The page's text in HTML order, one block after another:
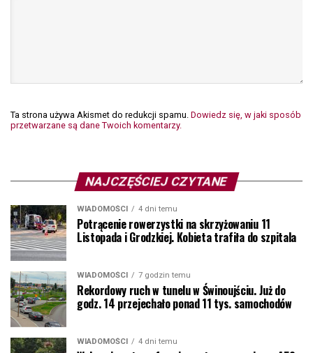
Ta strona używa Akismet do redukcji spamu. Dowiedz się, w jaki sposób
przetwarzane są dane Twoich komentarzy.
NAJCZĘŚCIEJ CZYTANE
WIADOMOŚCI 4 dni temu
Potrącenie rowerzystki na skrzyżowaniu 11
Listopada i Grodzkiej. Kobieta trafiła do szpitala
WIADOMOŚCI 7 godzin temu
Rekordowy ruch w tunelu w Świnoujściu. Już do
godz. 14 przejechało ponad 11 tys. samochodów
WIADOMOŚCI 4 dni temu